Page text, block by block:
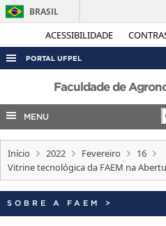
ACESSIBILIDADE
BRASIL
PORTAL UFPEL
ACESSO À INFORMAÇÃO
AUDITORIA
COBALTO
CONCURSOS
INTERNACIONAL
Faculdade de
MENU
Início 2022 Fevereiro
16
Vitrine tecnológica da FAEM na
SOBRE A FAEM >